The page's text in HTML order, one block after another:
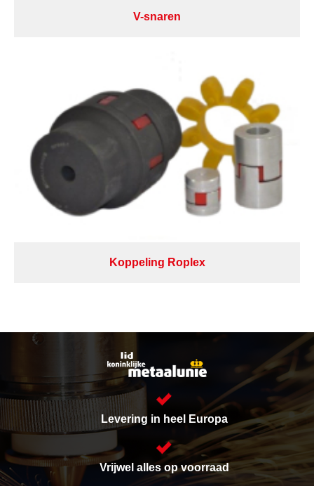
V-snaren
Koppeling Roplex
Levering in heel Europa
Vrijwel alles op voorraad